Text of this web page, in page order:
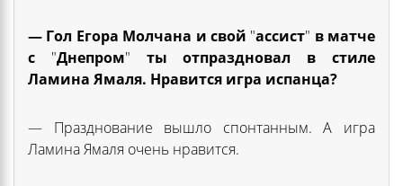
— Гол Егора Молчана и свой "ассист" в матче
с "Днепром" ты отпраздновал в стиле
Ламина Ямаля. Нравится игра испанца?
— Празднование вышло спонтанным. А игра
Ламина Ямаля очень нравится.